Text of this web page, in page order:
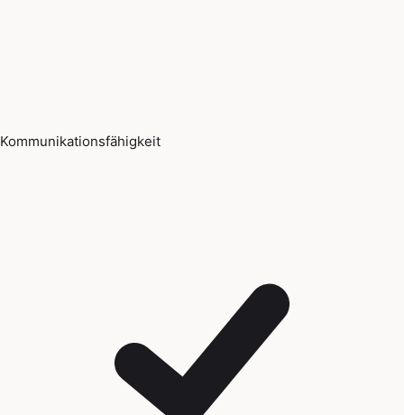
Kommunikationsfähigkeit